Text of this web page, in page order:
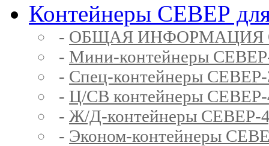
Контейнеры СЕВЕР для
- ОБЩАЯ ИНФОРМАЦИЯ
- Мини-контейнеры
- Спец-контейнеры
- Ц/СВ контейнеры
- Ж/Д-контейнеры
- Эконом-контейнеры